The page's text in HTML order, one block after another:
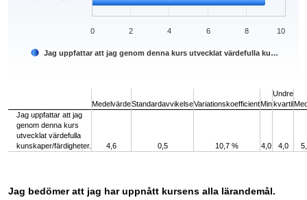
Jag uppfattar att jag genom denna kurs utvecklat värdefulla ku…
0 2 4 6 8 10
MedelvärdeStandardavvikelseVariationskoefficientMin
Undre
kvartil
Jag uppfattar att jag
genom denna kurs
utvecklat värdefulla
kunskaper/färdigheter.
4,6 0,5 10,7 % 4,0 4,0
Jag bedömer att jag har uppnått kursens alla lärandemål.